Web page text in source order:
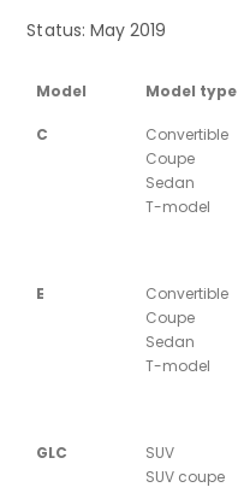
Status: May 2019
Model Model type
C
Convertible
Coupe
Sedan
T-model
E
Convertible
Coupe
Sedan
T-model
GLC
SUV
SUV coupe